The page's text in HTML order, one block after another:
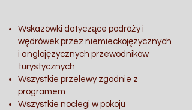
Wskazówki dotyczące podróży i
wędrówek przez niemieckojęzycznych
i anglojęzycznych przewodników
turystycznych
Wszystkie przelewy zgodnie z
programem
Wszystkie noclegi w pokoju